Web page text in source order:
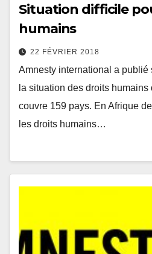
Situation difficile
humains
22 FÉVRIER 2018
Amnesty international a publié
la situation des droits
couvre 159 pays. En Afrique
les droits humains…